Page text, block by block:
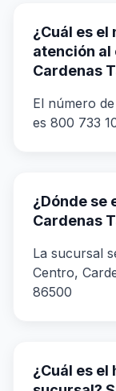
¿Cuál es
atención al
Cardenas
El número
es 800 733
¿Dónde se
Cardenas
La sucursal
Centro,
86500
¿Cuál es